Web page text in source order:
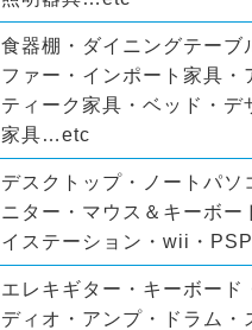
食器棚・ダイニングテーブ
ファー・インポート家具・
ティーク家具・ベッド・デ
家具…etc
デスクトップ・ノートパソ
ニター・マウス＆キーボー
イステーション・wii・
エレキギター・キーボード
ディオ・アンプ・ドラム・